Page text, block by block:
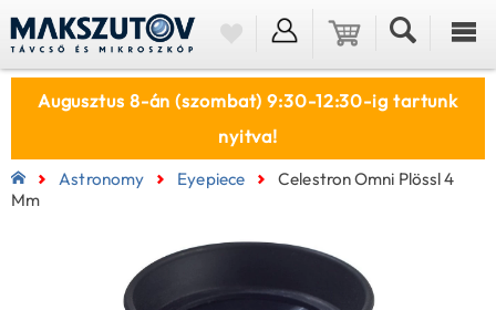
Augusztus 8-án (szombat) 9:30-12:30-ig tartunk
nyitva!
Astronomy Eyepiece
Celestron Omni Plössl 4
Mm